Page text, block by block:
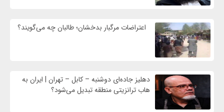
اعتراضات مرگبار بدخشان؛ طالبان چه می‌گویند؟
دهلیز جاده‌ای دوشنبه – کابل – تهران | ایران به
هاب ترانزیتی منطقه تبدیل می‌شود؟